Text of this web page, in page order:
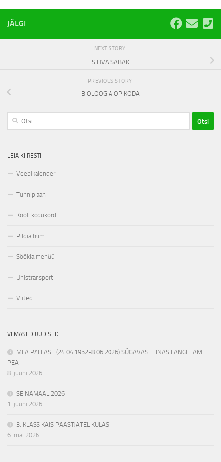
JÄLGI
NEXT STORY
SIHVA SABAK
PREVIOUS STORY
BIOLOOGIA ÕPIKODA
Otsi:
LEIA KIIRESTI
Veebikalender
Tunniplaan
Kooli kodukord
Pildialbum
Söökla menüü
Ühistransport
Viited
VIIMASED UUDISED
MIIA PALLASE (24.04.1952-8.06.2026) SÜGAVAS LEINAS LANGETAME
PEA
8. juuni 2026
SEINAMAAL 2026
1. juuni 2026
3. KLASS KÄIS PÄÄSTJATEL KÜLAS
6. mai 2026